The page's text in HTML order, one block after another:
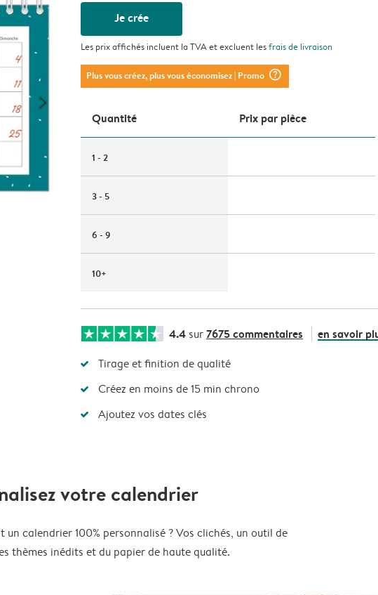
Je crée
Les prix affichés incluent la TVA et excluent lesfrais de livraison
Plus vous créez, plus vous économisez| Promo question_mark_circle
Quantité Prix ​​par pièce
1 - 2
3 - 5
6 - 9
10+
4.4 sur7675 commentaires en savoir
Tirage et finition de qualité
Créez en moins de 15 min chrono
Ajoutez vos dates clés
votre calendrier
calendrier 100% personnalisé ? Vos clichés, un outil de
thèmes inédits et du papier de haute qualité.